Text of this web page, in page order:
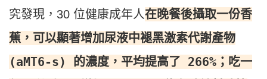
究發現，30 位健康成年人在晚餐後攝取一份香
蕉，可以顯著增加尿液中褪黑激素代謝產物
(aMT6-s) 的濃度，平均提高了 266%；吃一